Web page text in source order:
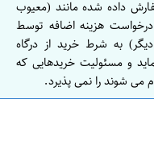
داده شده مانند (معیوب
هزینه اضافه توسط
به شرط خرید از درگاه
و مسئولیت خریدهایی که
می شوند را نمی پذیرد.